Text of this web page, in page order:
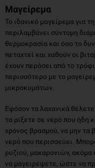
Μαγείρεμα
Το ιδανικό μαγείρεμα για
περιλαμβάνει σύντομη
θερμοκρασία και όσο το
πεταχτεί και χαθούν οι
έχουν περάσει από το
περισσότερο με το
μικροκυμάτων.
Εφόσον τα λαχανικά
τα ρίξετε σε νερό που ήδη
χρόνος βρασμού, να μην τα
νερό που περισσεύει.
ρυζιού, μακαρονιών, ακόμα
να μαγειρέψετε, ώστε να